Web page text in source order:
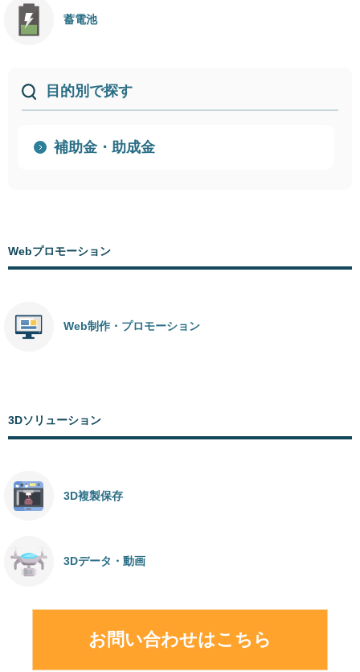
蓄電池
目的別で探す
補助金・助成金
Webプロモーション
Web制作・プロモーション
3Dソリューション
3D複製保存
3Dデータ・動画
お問い合わせはこちら